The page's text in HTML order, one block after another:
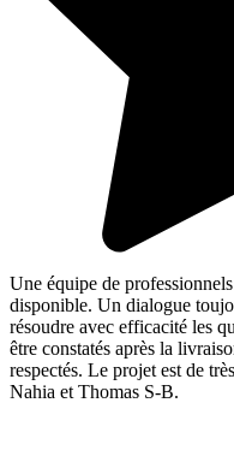
Une équipe de
disponible. Un dialogue
résoudre avec efficacité les
être constatés après la
respectés. Le projet est de
Nahia et Thomas S-B.